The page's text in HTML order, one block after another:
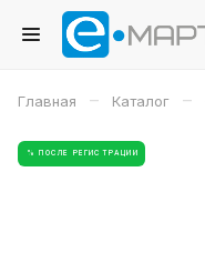
Главная – Каталог –
% ПОСЛЕ РЕГИСТРАЦИИ